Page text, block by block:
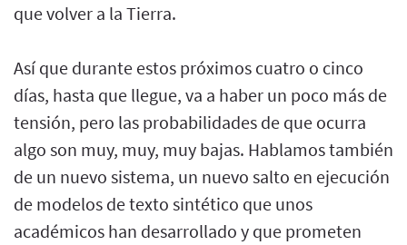
que volver a la Tierra.
Así que durante estos próximos cuatro o cinco
días, hasta que llegue, va a haber un poco más de
tensión, pero las probabilidades de que ocurra
algo son muy, muy, muy bajas. Hablamos también
de un nuevo sistema, un nuevo salto en ejecución
de modelos de texto sintético que unos
académicos han desarrollado y que prometen